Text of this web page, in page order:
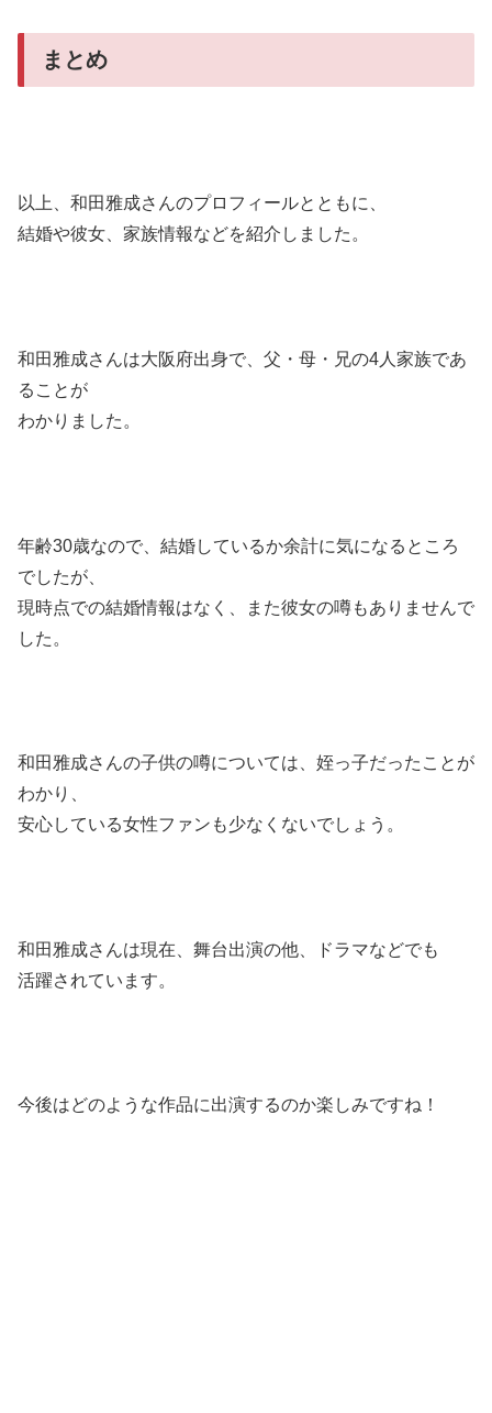
まとめ
以上、和田雅成さんのプロフィールとともに、
結婚や彼女、家族情報などを紹介しました。
和田雅成さんは大阪府出身で、父・母・兄の4人家族であ
ることが
わかりました。
年齢30歳なので、結婚しているか余計に気になるところ
でしたが、
現時点での結婚情報はなく、また彼女の噂もありませんで
した。
和田雅成さんの子供の噂については、姪っ子だったことが
わかり、
安心している女性ファンも少なくないでしょう。
和田雅成さんは現在、舞台出演の他、ドラマなどでも
活躍されています。
今後はどのような作品に出演するのか楽しみですね！